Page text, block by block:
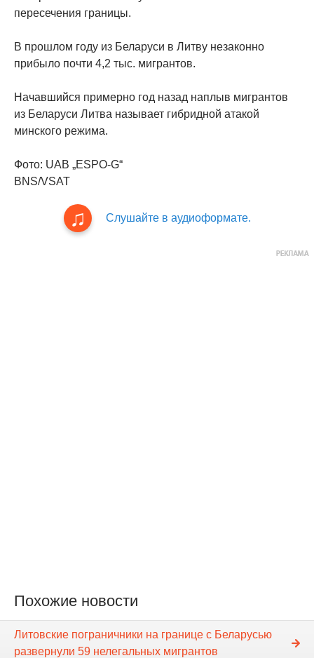
пересечения границы.
В прошлом году из Беларуси в Литву незаконно
прибыло почти 4,2 тыс. мигрантов.
Начавшийся примерно год назад наплыв мигрантов
из Беларуси Литва называет гибридной атакой
минского режима.
Фото: UAB „ESPO-G“
BNS/VSAT
Слушайте в аудиоформате.
Похожие новости
Литовские пограничники на границе с Беларусью
развернули 59 нелегальных мигрантов